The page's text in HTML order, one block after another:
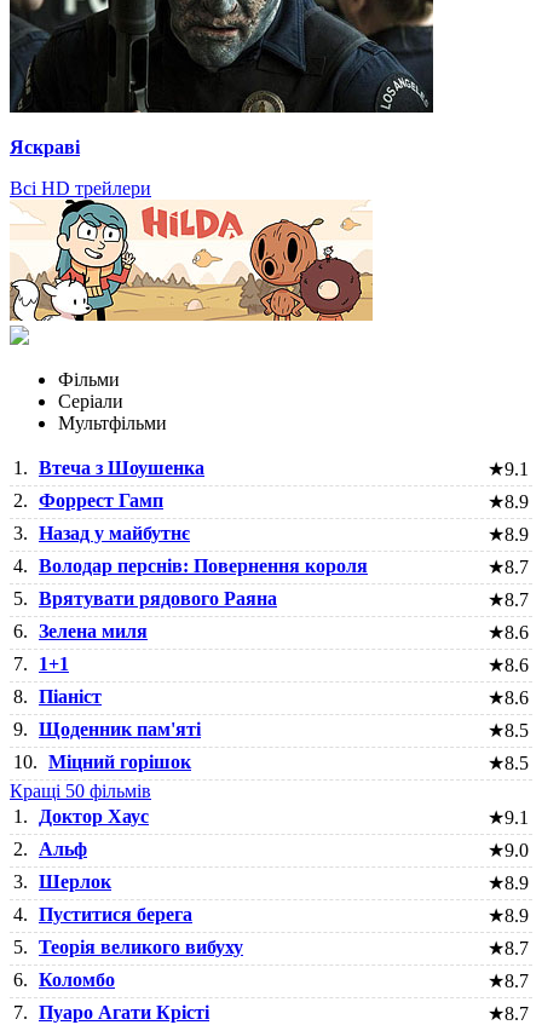
Яскраві
Всі HD трейлери
Фільми
Серіали
Мультфільми
1. Втеча з Шоушенка ★9.1
2. Форрест Гамп ★8.9
3. Назад у майбутнє ★8.9
4. Володар перснів: Повернення короля ★8.7
5. Врятувати рядового Раяна ★8.7
6. Зелена миля ★8.6
7.
1+1 ★8.6
8. Піаніст ★8.6
9. Щоденник пам'яті ★8.5
10. Міцний горішок ★8.5
Кращі 50 фільмів
1.
Доктор Хаус ★9.1
2.
Альф ★9.0
3. Шерлок ★8.9
4. Пуститися берега ★8.9
5. Теорія великого вибуху ★8.7
6. Коломбо ★8.7
7. Пуаро Агати Крісті ★8.7